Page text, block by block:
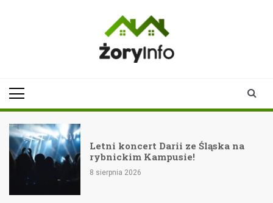
Letni koncert Darii ze Śląska na
rybnickim Kampusie!
8 sierpnia 2026